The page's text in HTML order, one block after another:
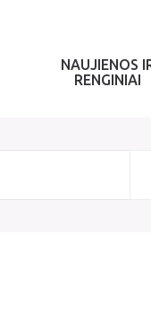
NAUJIENOS
RENGINIAI